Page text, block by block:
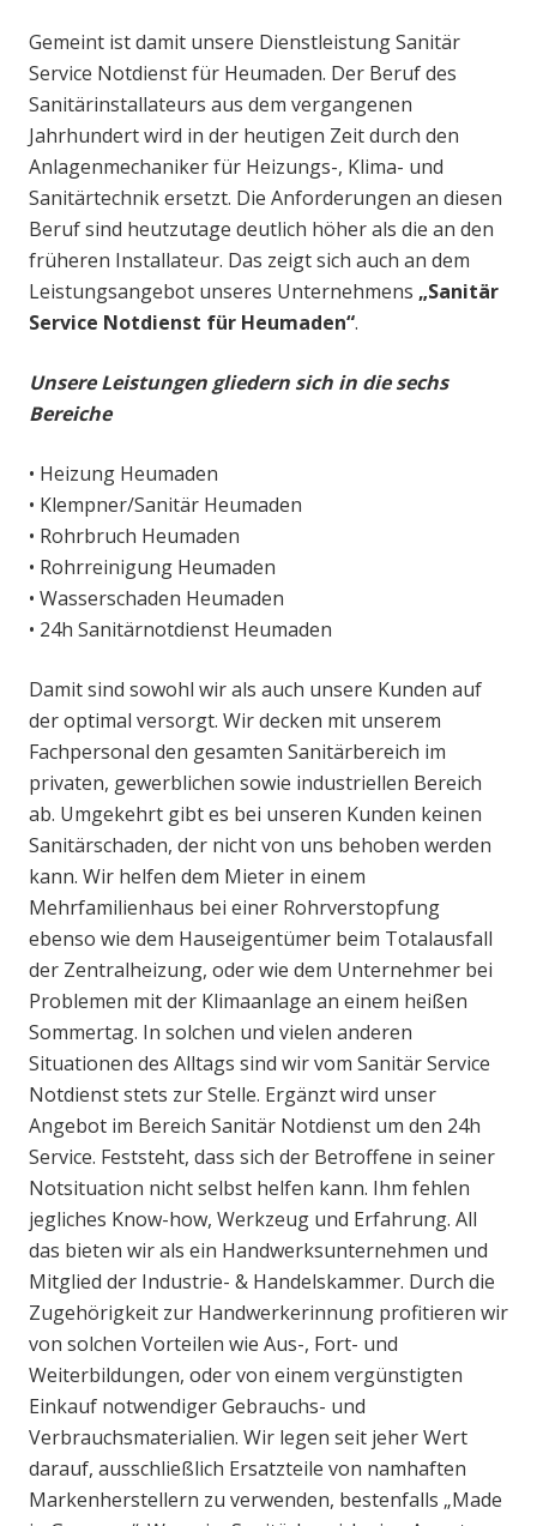
Gemeint ist damit unsere Dienstleistung Sanitär
Service Notdienst für Heumaden. Der Beruf des
Sanitärinstallateurs aus dem vergangenen
Jahrhundert wird in der heutigen Zeit durch den
Anlagenmechaniker für Heizungs-, Klima- und
Sanitärtechnik ersetzt. Die Anforderungen an diesen
Beruf sind heutzutage deutlich höher als die an den
früheren Installateur. Das zeigt sich auch an dem
Leistungsangebot unseres Unternehmens „Sanitär
Service Notdienst für Heumaden“.
Unsere Leistungen gliedern sich in die sechs
Bereiche
• Heizung Heumaden
• Klempner/Sanitär Heumaden
• Rohrbruch Heumaden
• Rohrreinigung Heumaden
• Wasserschaden Heumaden
• 24h Sanitärnotdienst Heumaden
Damit sind sowohl wir als auch unsere Kunden auf
der optimal versorgt. Wir decken mit unserem
Fachpersonal den gesamten Sanitärbereich im
privaten, gewerblichen sowie industriellen Bereich
ab. Umgekehrt gibt es bei unseren Kunden keinen
Sanitärschaden, der nicht von uns behoben werden
kann. Wir helfen dem Mieter in einem
Mehrfamilienhaus bei einer Rohrverstopfung
ebenso wie dem Hauseigentümer beim Totalausfall
der Zentralheizung, oder wie dem Unternehmer bei
Problemen mit der Klimaanlage an einem heißen
Sommertag. In solchen und vielen anderen
Situationen des Alltags sind wir vom Sanitär Service
Notdienst stets zur Stelle. Ergänzt wird unser
Angebot im Bereich Sanitär Notdienst um den 24h
Service. Feststeht, dass sich der Betroffene in seiner
Notsituation nicht selbst helfen kann. Ihm fehlen
jegliches Know-how, Werkzeug und Erfahrung. All
das bieten wir als ein Handwerksunternehmen und
Mitglied der Industrie- & Handelskammer. Durch die
Zugehörigkeit zur Handwerkerinnung profitieren wir
von solchen Vorteilen wie Aus-, Fort- und
Weiterbildungen, oder von einem vergünstigten
Einkauf notwendiger Gebrauchs- und
Verbrauchsmaterialien. Wir legen seit jeher Wert
darauf, ausschließlich Ersatzteile von namhaften
Markenherstellern zu verwenden, bestenfalls „Made